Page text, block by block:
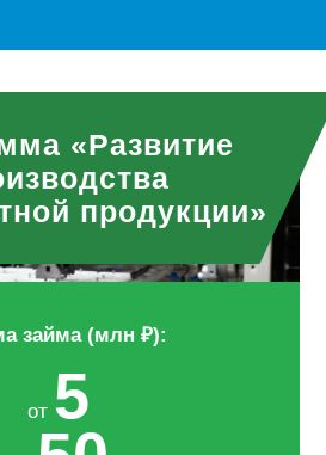
«Развитие
продукции»
займа (млн ₽):
от 5